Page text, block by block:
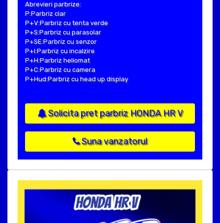
Abrevieri parbrize:
P:Parbriz clar
P+V:Parbriz cu tenta verde
P+S:Parbriz cu parasolar
P+SE:Parbriz cu senzor
P+I:Parbriz cu incalzire
P+H:Parbriz heliomat
P+C:Parbriz cu camera
P+Hud:Parbriz cu head up display
Solicita pret parbriz HONDA HR V
Suna vanzatorul